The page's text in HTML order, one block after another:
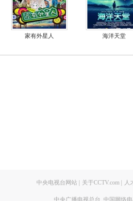
家有外星人 海洋天堂
中央电视台网站 关于CCTV.com 人
中央广播电视总台 中国网络